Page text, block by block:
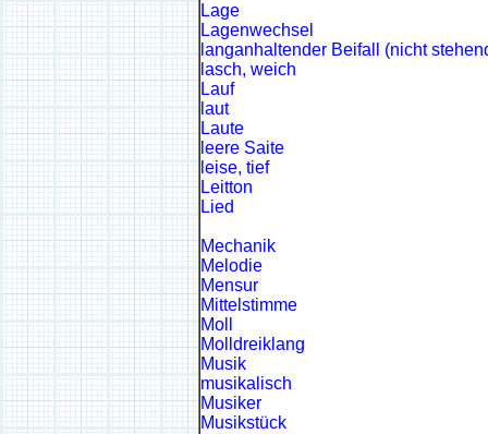
Lage
Lagenwechsel
langanhaltender Beifall (nicht
lasch, weich
Lauf
laut
Laute
leere Saite
leise, tief
Leitton
Lied
Mechanik
Melodie
Mensur
Mittelstimme
Moll
Molldreiklang
Musik
musikalisch
Musiker
Musikstück